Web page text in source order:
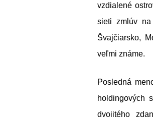
vzdialené
sieti zmlúv na
Švajčiarsko,
veľmi známe.
Posledná
holdingových
dvojitého